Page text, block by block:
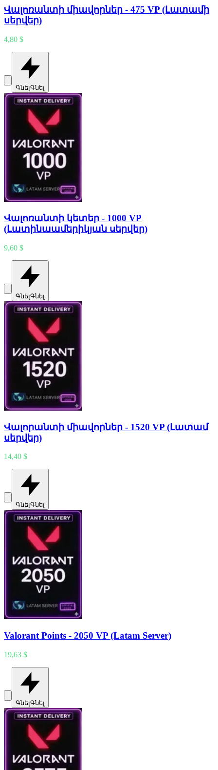
Վալոռանտի միավորներ - 475 VP (Լատամի
սերվեր)
4,80 $
ԳնելԳնել
Վալոռանտի կետեր - 1000 VP
(Լատինաամերիկյան սերվեր)
9,60 $
ԳնելԳնել
Վալորանտի միավորներ - 1520 VP (Լատամ
սերվեր)
14,40 $
ԳնելԳնել
Valorant Points - 2050 VP (Latam Server)
19,63 $
ԳնելԳնել